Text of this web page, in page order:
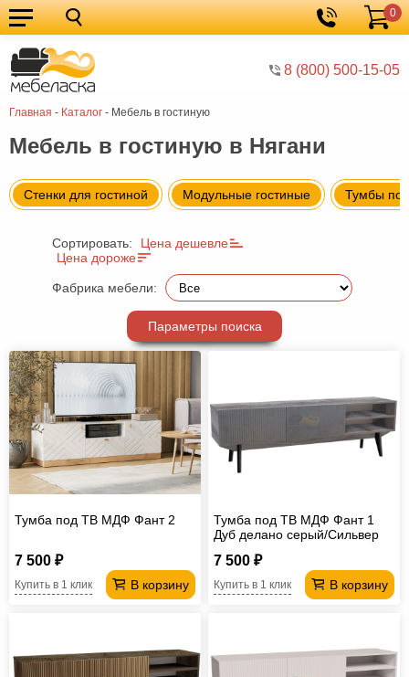
8 (800) 500-15-05
Корзина
0
Главная - Каталог - Мебель в гостиную
Кухонные
гарнитуры
Мебель
для
кухни
Мебель
для
спальни
Кровати
Шкафы
Диваны
Мягкая
мебель
Детская
прихожей
Комоды
Офисная
мебель
Столы
под
Мебель
Мебель в гостиную в Нягани
Стенки для гостиной Модульные гостиные Тумбы
Сортировать:
Цена дешевле
Цена дороже
Фабрика мебели:
Параметры поиска
Тумба под ТВ МДФ Фант 2
7 500 ₽
В корзину
Купить в 1 клик
Тумба под ТВ МДФ Фант 1
Дуб делано серый/Сильвер
7 500 ₽
В корзину
Купить в 1 клик